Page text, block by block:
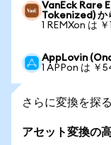
VanEck Rare
Tokenized) か
1 REMXon は
AppLovin
1 APPon は ￥
さらに変換を探る
アセット変換の